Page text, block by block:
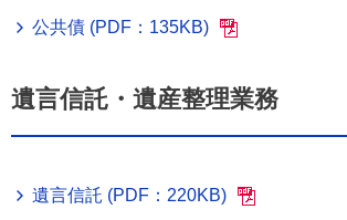
公共債 (PDF：135KB)
遺言信託・遺産整理業務
遺言信託 (PDF：220KB)